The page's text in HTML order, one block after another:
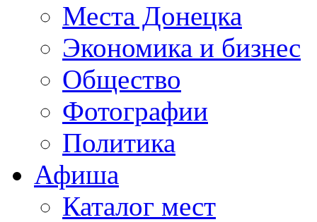
Места Донецка
Экономика и бизнес
Общество
Фотографии
Политика
Афиша
Каталог мест